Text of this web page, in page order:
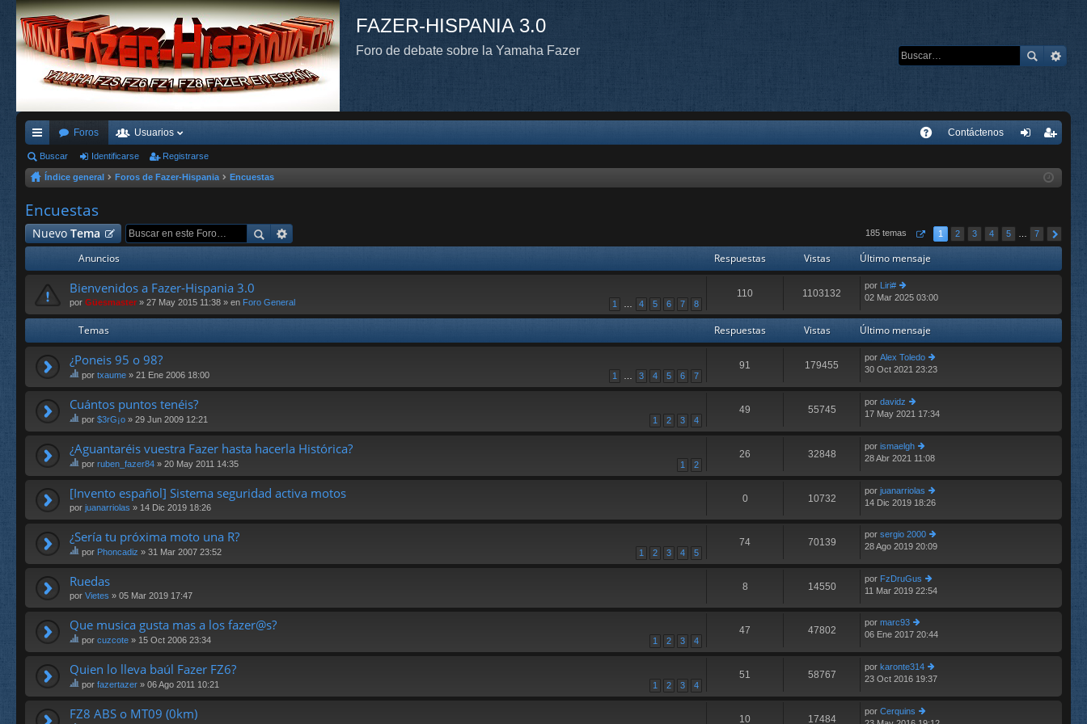
FAZER-HISPANIA 3.0
Foro de debate sobre la Yamaha Fazer
nl
ac
es
rá
Foros Usuarios Contáctenos
ar
ist
rs
Buscar Identificarse Registrarse
Índice general Foros de Fazer-Hispania Encuestas
Encuestas
Nuevo Tema 185 temas 1 2 3 4 5 7
Anuncios Respuestas Vistas Último mensaje
Bienvenidos a Fazer-Hispania 3.0
1 4 5 6 7 8
por Güesmaster » 27 May 2015 11:38 » en Foro General
110 1103132
por Liri#
er
o
e
n
e
02 Mar 2025 03:00
Temas Respuestas Vistas Último mensaje
¿Poneis 95 o 98?
1 3 4 5 6 7
E
st
e
te
m
a
tie
ne
en
cu
es
ta.
por txaume » 21 Ene 2006 18:00
91 179455
por Alex Toledo
er
m
e
s
e
30 Oct 2021 23:23
Cuántos puntos tenéis?
1 2 3 4
E
st
te
m
a
tie
un
en
cu
es
ta.
por $3rG¡o » 29 Jun 2009 12:21
49 55745
por davidz
er
o
m
e
n
s
17 May 2021 17:34
¿Aguantaréis vuestra Fazer hasta hacerla Histórica?
1 2
E
st
e
te
m
tie
ne
en
cu
es
ta.
por ruben_fazer84 » 20 May 2011 14:35
26 32848
por ismaelgh
er
o
m
e
n
s
28 Abr 2021 11:08
[Invento español] Sistema seguridad activa motos
por juanarriolas » 14 Dic 2019 18:26
0 10732
por juanarriolas
er
o
m
e
n
s
14 Dic 2019 18:26
¿Sería tu próxima moto una R?
1 2 3 4 5
E
st
e
te
m
tie
ne
en
cu
es
ta.
por Phoncadiz » 31 Mar 2007 23:52
74 70139
por sergio 2000
er
o
m
e
s
28 Ago 2019 20:09
Ruedas
por Vietes » 05 Mar 2019 17:47
8 14550
por FzDruGus
er
m
e
n
s
11 Mar 2019 22:54
Que musica gusta mas a los fazer@s?
1 2 3 4
E
st
e
te
m
a
tie
por cuzcote » 15 Oct 2006 23:34
47 47802
por marc93
er
o
m
e
n
s
06 Ene 2017 20:44
Quien lo lleva baúl Fazer FZ6?
1 2 3 4
E
st
e
te
por fazertazer » 06 Ago 2011 10:21
51 58767
por karonte314
er
23 Oct 2016 19:37
FZ8 ABS o MT09 (0km) 10 17484
por Cerquins